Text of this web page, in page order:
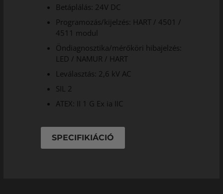
Betáplálás: 24V DC
Programozás/kijelzés: HART / 4501 /
4511 modul
Öndiagnosztika/mérőköri hibajelzés:
LED / NAMUR / HART
Leválasztás: 2,6 kV AC
SIL 2
ATEX: II 1 G Ex ia IIC
SPECIFIKIÁCIÓ